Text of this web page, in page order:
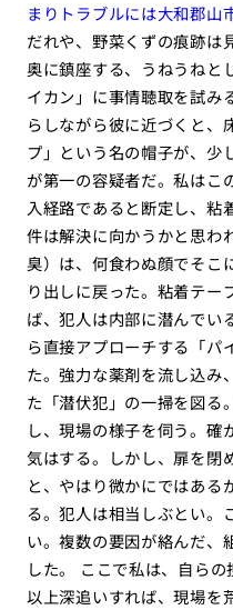
まりトラブルには大和郡山
だれや、野菜くずの痕跡は
奥に鎮座する、うねうねと
イカン」に事情聴取を試み
らしながら彼に近づくと、
プ」という名の帽子が、少
が第一の容疑者だ。私はこ
入経路であると断定し、粘
件は解決に向かうかと思わ
臭）は、何食わぬ顔でそこ
り出しに戻った。粘着テー
ば、犯人は内部に潜んでい
ら直接アプローチする「パ
た。強力な薬剤を流し込み
た「潜伏犯」の一掃を図る
し、現場の様子を伺う。確
気はする。しかし、扉を閉
と、やはり微かにではある
る。犯人は相当しぶとい。
い。複数の要因が絡んだ、
した。 ここで私は、自ら
以上深追いすれば、現場を